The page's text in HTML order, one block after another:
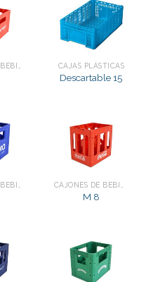
CAJAS PLÁSTICAS
Descartable 15
M 8